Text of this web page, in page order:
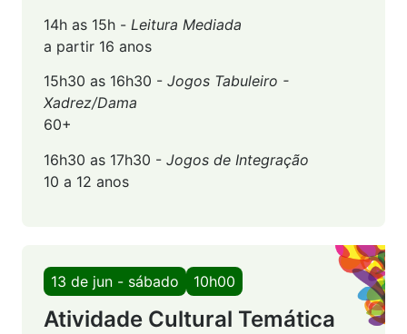
14h as 15h - Leitura Mediada
a partir 16 anos
15h30 as 16h30 - Jogos Tabuleiro -
Xadrez/Dama
60+
16h30 as 17h30 - Jogos de Integração
10 a 12 anos
13 de jun - sábado 10h00
Atividade Cultural Temática